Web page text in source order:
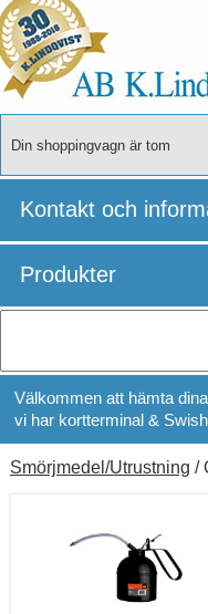
Din shoppingvagn är tom
Kontakt och
Välkommen att hämta
vi har kortterminal &
Produkter
Smörjmedel/Utrustning /